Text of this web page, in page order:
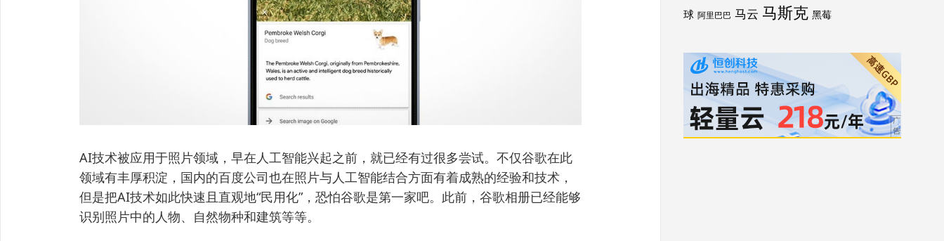
AI技术被应用于照片领域，早在人工智能兴起之前，就已经有过很多尝试。不仅谷歌在此
领域有丰厚积淀，国内的百度公司也在照片与人工智能结合方面有着成熟的经验和技术，
但是把AI技术如此快速且直观地“民用化”，恐怕谷歌是第一家吧。此前，谷歌相册已经能够
识别照片中的人物、自然物种和建筑等等。
球 阿里巴巴 马云 马斯克 黑莓